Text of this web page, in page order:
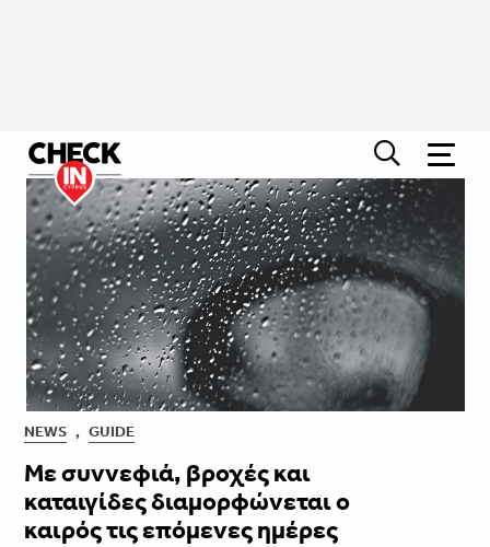
NEWS , GUIDE
Με συννεφιά, βροχές και
καταιγίδες διαμορφώνεται ο
καιρός τις επόμενες ημέρες